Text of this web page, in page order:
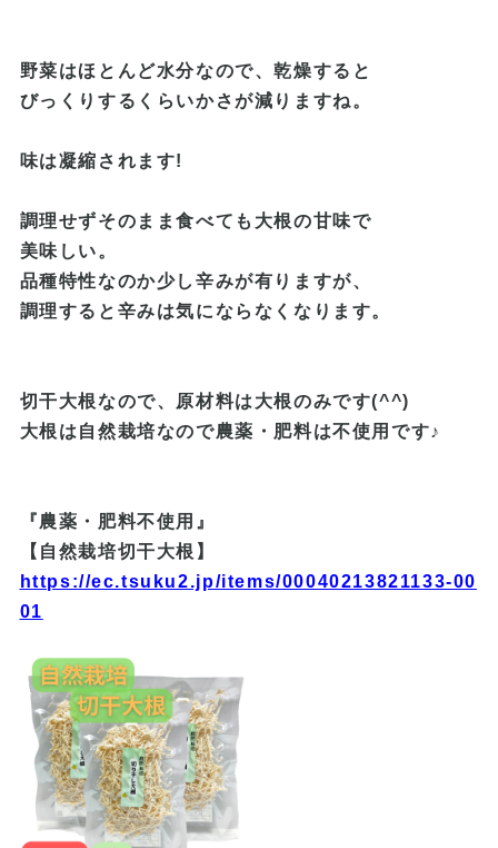
野菜はほとんど水分なので、乾燥すると
びっくりするくらいかさが減りますね。
味は凝縮されます!
調理せずそのまま食べても大根の甘味で
美味しい。
品種特性なのか少し辛みが有りますが、
調理すると辛みは気にならなくなりま す。
切干大根なので、原材料は大根のみです(^^)
大根は自然栽培なので農薬・肥料は不使用です♪
『農薬・肥料不使用』
【自然栽培切干大根】
https://ec.tsuku2.jp/items/00040213821133-00
01